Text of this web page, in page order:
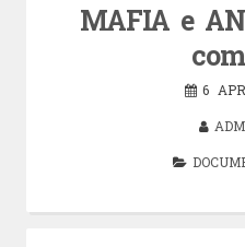
MAFIA e
6